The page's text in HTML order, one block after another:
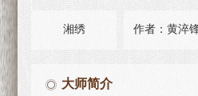
湘绣 作者：黄淬
大师简介